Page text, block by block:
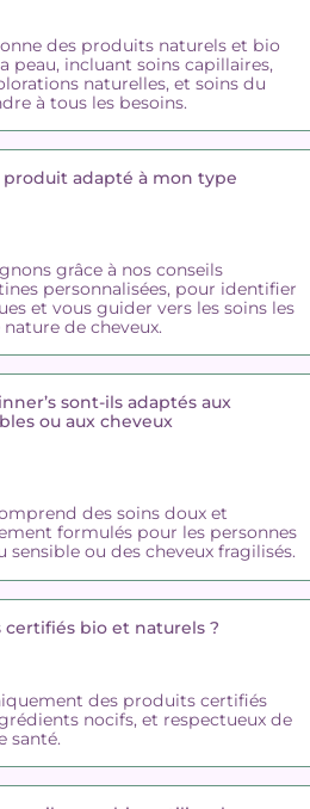
des produits naturels et bio
peau, incluant soins capillaires,
naturelles, et soins du
à tous les besoins.
adapté à mon type
grâce à nos conseils
personnalisées, pour identifier
et vous guider vers les soins les
de cheveux.
sont-ils adaptés aux
ou aux cheveux
des soins doux et
formulés pour les personnes
sensible ou des cheveux fragilisés.
certifiés bio et naturels ?
des produits certifiés
nocifs, et respectueux de
santé.